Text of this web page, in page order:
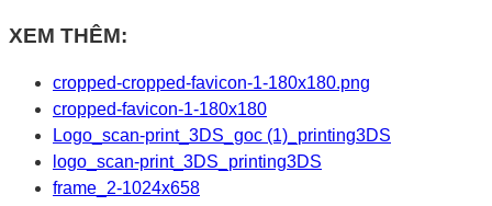
XEM THÊM:
cropped-cropped-favicon-1-180x180.png
cropped-favicon-1-180x180
Logo_scan-print_3DS_goc (1)_printing3DS
logo_scan-print_3DS_printing3DS
frame_2-1024x658